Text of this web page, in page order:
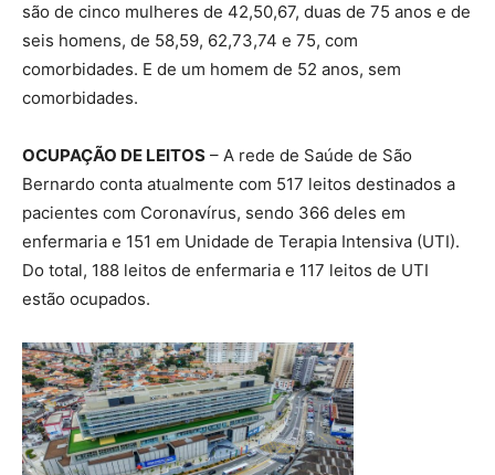
são de cinco mulheres de 42,50,67, duas de 75 anos e de
seis homens, de 58,59, 62,73,74 e 75, com
comorbidades. E de um homem de 52 anos, sem
comorbidades.
OCUPAÇÃO DE LEITOS – A rede de Saúde de São
Bernardo conta atualmente com 517 leitos destinados a
pacientes com Coronavírus, sendo 366 deles em
enfermaria e 151 em Unidade de Terapia Intensiva (UTI).
Do total, 188 leitos de enfermaria e 117 leitos de UTI
estão ocupados.